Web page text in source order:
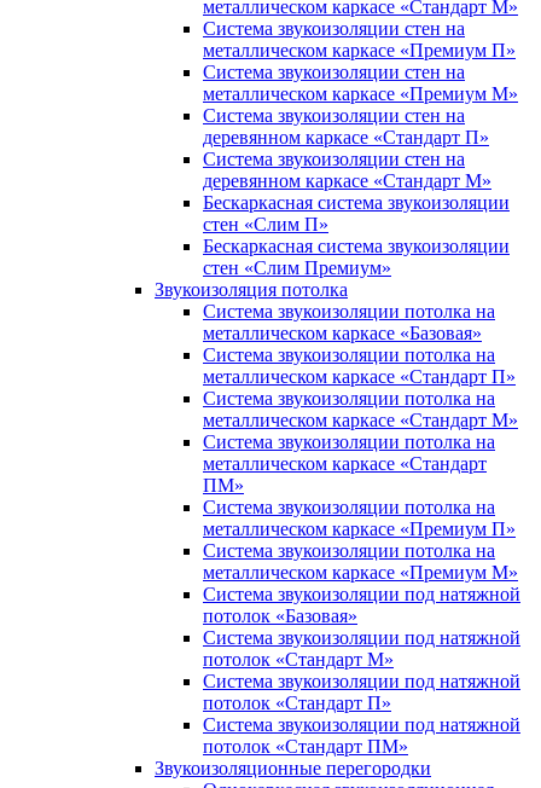
металлическом каркасе «Стандарт М»
Система звукоизоляции стен на
металлическом каркасе «Премиум П»
Система звукоизоляции стен на
металлическом каркасе «Премиум М»
Система звукоизоляции стен на
деревянном каркасе «Стандарт П»
Система звукоизоляции стен на
деревянном каркасе «Стандарт М»
Бескаркасная система звукоизоляции
стен «Слим П»
Бескаркасная система звукоизоляции
стен «Слим Премиум»
Звукоизоляция потолка
Система звукоизоляции потолка на
металлическом каркасе «Базовая»
Система звукоизоляции потолка на
металлическом каркасе «Стандарт П»
Система звукоизоляции потолка на
металлическом каркасе «Стандарт М»
Система звукоизоляции потолка на
металлическом каркасе «Стандарт
ПМ»
Система звукоизоляции потолка на
металлическом каркасе «Премиум П»
Система звукоизоляции потолка на
металлическом каркасе «Премиум М»
Система звукоизоляции под натяжной
потолок «Базовая»
Система звукоизоляции под натяжной
потолок «Стандарт М»
Система звукоизоляции под натяжной
потолок «Стандарт П»
Система звукоизоляции под натяжной
потолок «Стандарт ПМ»
Звукоизоляционные перегородки